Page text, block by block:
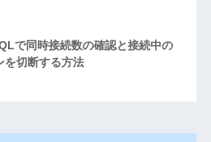
で同時接続数の確認と接続中の
を切断する方法